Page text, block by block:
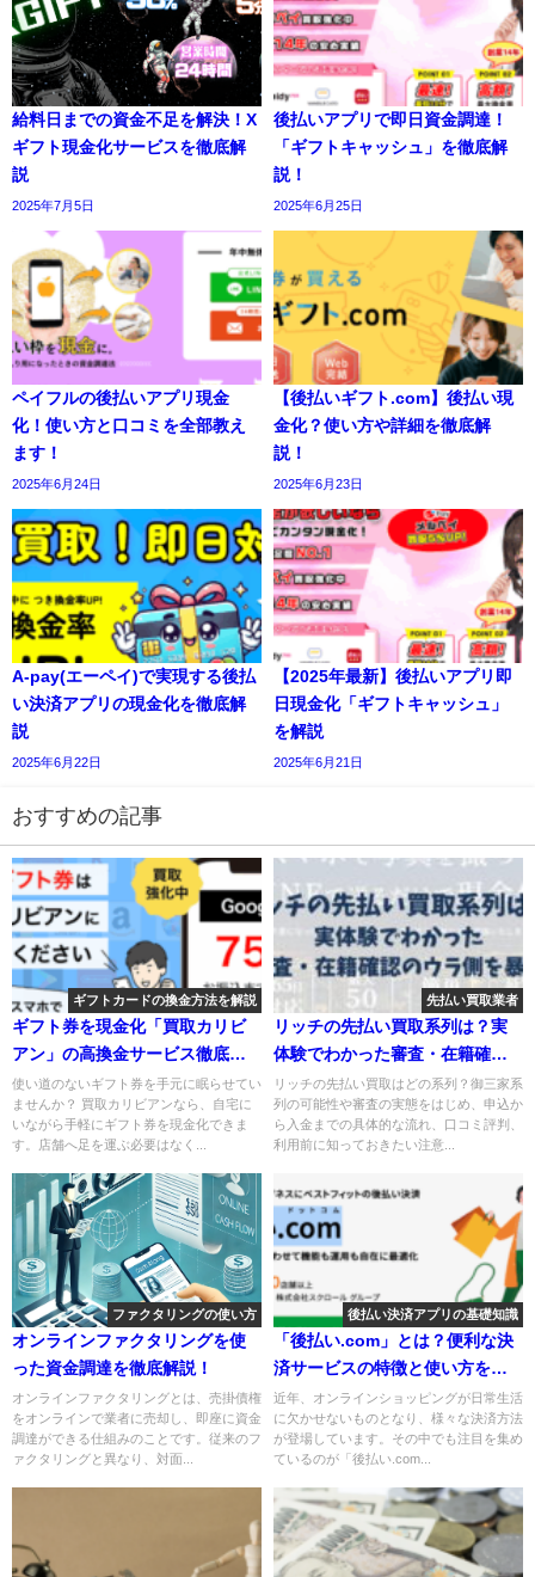
給料日までの資金不足を解決！X
ギフト現金化サービスを徹底解
説
2025年7月5日
後払いアプリで即日資金調達！
「ギフトキャッシュ」を徹底解
説！
2025年6月25日
ペイフルの後払いアプリ現金
化！使い方と口コミを全部教え
ます！
2025年6月24日
【後払いギフト.com】後払い現
金化？使い方や詳細を徹底解
説！
2025年6月23日
A-pay(エーペイ)で実現する後払
い決済アプリの現金化を徹底解
説
2025年6月22日
【2025年最新】後払いアプリ即
日現金化「ギフトキャッシュ」
を解説
2025年6月21日
おすすめの記事
ギフトカードの換金方法を解説
ギフト券を現金化「買取カリビ
アン」の高換金サービス徹底解
説！
使い道のないギフト券を手元に眠らせてい
ませんか？ 買取カリビアンなら、自宅に
いながら手軽にギフト券を現金化できま
す。店舗へ足を運ぶ必要はなく...
先払い買取業者
リッチの先払い買取系列は？実
体験でわかった審査・在籍確認
のウラ側を暴露
リッチの先払い買取はどの系列？御三家系
列の可能性や審査の実態をはじめ、申込か
ら入金までの具体的な流れ、口コミ評判、
利用前に知っておきたい注意...
ファクタリングの使い方
オンラインファクタリングを使
った資金調達を徹底解説！
オンラインファクタリングとは、売掛債権
をオンラインで業者に売却し、即座に資金
調達ができる仕組みのことです。従来のフ
ァクタリングと異なり、対面...
後払い決済アプリの基礎知識
「後払い.com」とは？便利な決
済サービスの特徴と使い方を徹
底解説
近年、オンラインショッピングが日常生活
に欠かせないものとなり、様々な決済方法
が登場しています。その中でも注目を集め
ているのが「後払い.com...